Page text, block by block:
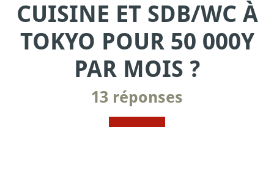
CUISINE ET SDB/WC À
TOKYO POUR 50 000Y
PAR MOIS ?
13 réponses